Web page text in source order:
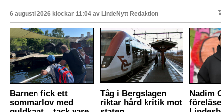
6 augusti 2026 klockan 11:04 av LindeNytt Redaktion
Barnen fick ett
sommarlov med
Tåg i Bergslagen
riktar hård kritik mot
Nadim